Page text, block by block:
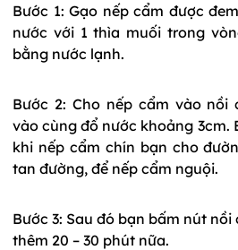
Bước 1: Gạo nếp cẩm được
nước với 1 thìa muối trong
bằng nước lạnh.
Bước 2: Cho nếp cẩm vào nồi
vào cùng đổ nước khoảng 3cm.
khi nếp cẩm chín bạn cho
tan đường, để nếp cẩm nguội.
Bước 3: Sau đó bạn bấm nút
thêm 20 – 30 phút nữa.